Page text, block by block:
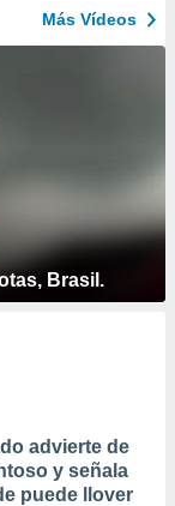
Más Vídeos
Brasil.
advierte de
y señala
puede llover